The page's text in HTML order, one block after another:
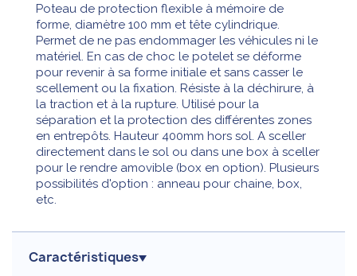
Poteau de protection flexible à mémoire de
forme, diamètre 100 mm et tête cylindrique.
Permet de ne pas endommager les véhicules ni le
matériel. En cas de choc le potelet se déforme
pour revenir à sa forme initiale et sans casser le
scellement ou la fixation. Résiste à la déchirure, à
la traction et à la rupture. Utilisé pour la
séparation et la protection des différentes zones
en entrepôts. Hauteur 400mm hors sol. A sceller
directement dans le sol ou dans une box à sceller
pour le rendre amovible (box en option). Plusieurs
possibilités d'option : anneau pour chaine, box,
etc.
Caractéristiques